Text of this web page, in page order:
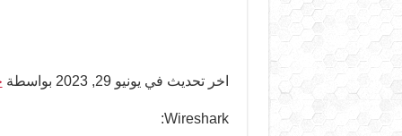
اخر تحديث في يونيو 29, 2023 بواسطة
Wireshark: